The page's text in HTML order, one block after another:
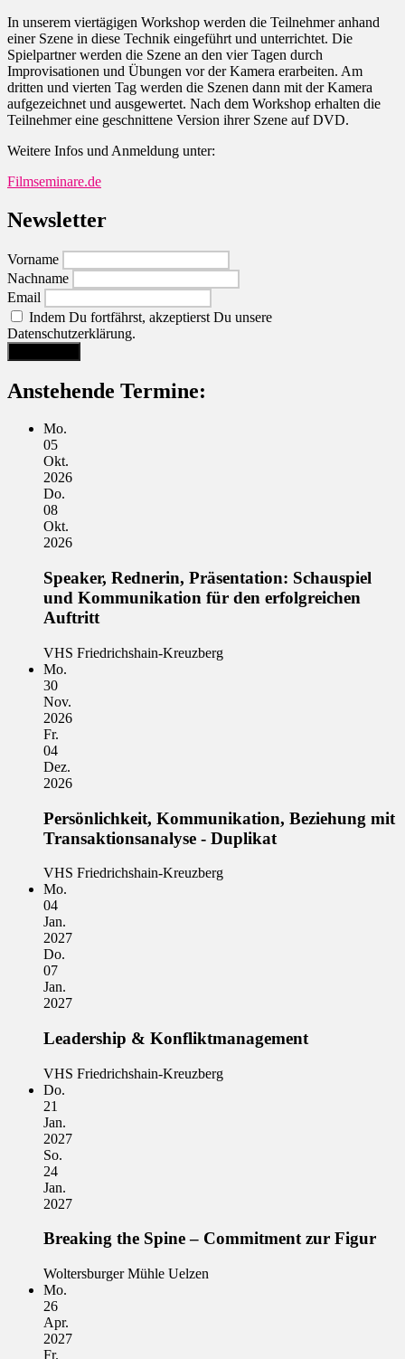
In unserem viertägigen Workshop werden die Teilnehmer anhand
einer Szene in diese Technik eingeführt und unterrichtet. Die
Spielpartner werden die Szene an den vier Tagen durch
Improvisationen und Übungen vor der Kamera erarbeiten. Am
dritten und vierten Tag werden die Szenen dann mit der Kamera
aufgezeichnet und ausgewertet. Nach dem Workshop erhalten die
Teilnehmer eine geschnittene Version ihrer Szene auf DVD.
Weitere Infos und Anmeldung unter:
Filmseminare.de
Newsletter
Vorname
Nachname
Email
Indem Du fortfährst, akzeptierst Du unsere
Datenschutzerklärung.
Anstehende Termine:
Mo.
05
Okt.
2026
Do.
08
Okt.
2026
Speaker, Rednerin, Präsentation: Schauspiel
und Kommunikation für den erfolgreichen
Auftritt
VHS Friedrichshain-Kreuzberg
Mo.
30
Nov.
2026
Fr.
04
Dez.
2026
Persönlichkeit, Kommunikation, Beziehung mit
Transaktionsanalyse - Duplikat
VHS Friedrichshain-Kreuzberg
Mo.
04
Jan.
2027
Do.
07
Jan.
2027
Leadership & Konfliktmanagement
VHS Friedrichshain-Kreuzberg
Do.
21
Jan.
2027
So.
24
Jan.
2027
Breaking the Spine – Commitment zur Figur
Woltersburger Mühle Uelzen
Mo.
26
Apr.
2027
Fr.